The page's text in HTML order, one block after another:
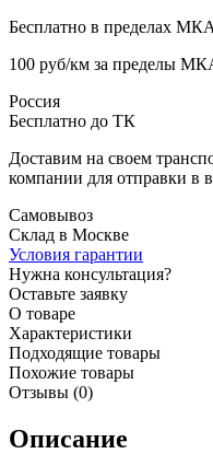
Бесплатно в пределах
100 руб/км за пределы
Россия
Бесплатно до ТК
Доставим на своем
компании для отправки в
Самовывоз
Склад в Москве
Условия гарантии
Нужна консультация?
Оставьте заявку
О товаре
Характеристики
Подходящие товары
Похожие товары
Отзывы (0)
Описание